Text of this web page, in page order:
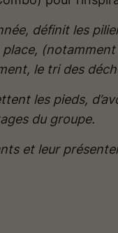
définit les
(notamment
le tri des
les pieds,
du groupe.
et leur